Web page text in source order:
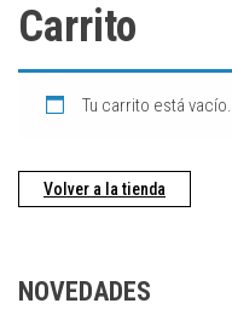
Carrito
Tu carrito está vacío.
Volver a la tienda
NOVEDADES